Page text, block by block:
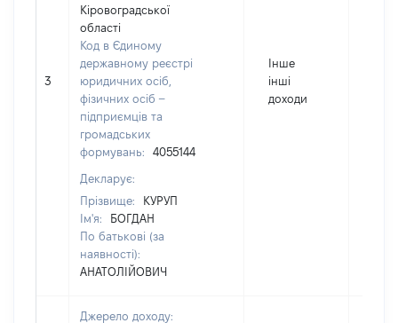
3
Кіровоградської
області
Код в Єдиному
державному реєстрі
юридичних осіб,
фізичних осіб –
підприємців та
громадських
формувань:
4055144
Декларує:
Прізвище:
КУРУП
Ім'я:
БОГДАН
По батькові (за
наявності):
АНАТОЛІЙОВИЧ
Інше
інші
доходи
Джерело доходу: